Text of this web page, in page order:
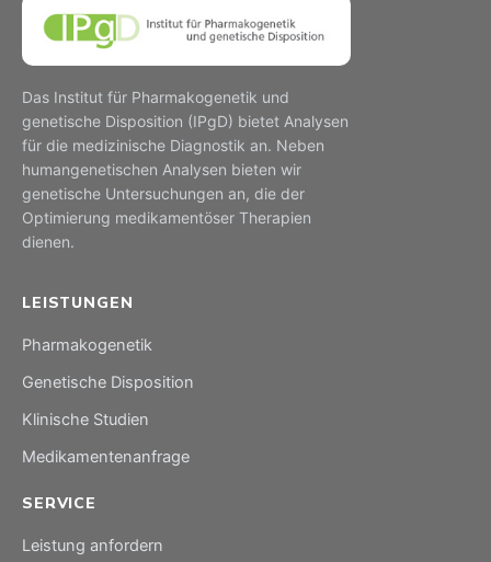
Das Institut für Pharmakogenetik und
genetische Disposition (IPgD) bietet Analysen
für die medizinische Diagnostik an. Neben
humangenetischen Analysen bieten wir
genetische Untersuchungen an, die der
Optimierung medikamentöser Therapien
dienen.
LEISTUNGEN
Pharmakogenetik
Genetische Disposition
Klinische Studien
Medikamentenanfrage
SERVICE
Leistung anfordern